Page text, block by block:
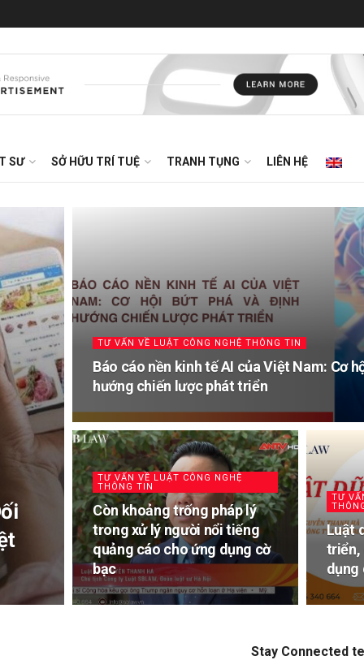
SƯ SỞ HỮU TRÍ TUỆ TRANH TỤNG LIÊN HỆ
TƯ VẤN VỀ LUẬT CÔNG NGHỆ THÔNG TIN
Báo cáo nền kinh tế AI của Việt Nam: Cơ
hướng chiến lược phát triển
TƯ VẤN VỀ LUẬT CÔNG NGHỆ
THÔNG TIN
Còn khoảng trống pháp lý
trong xử lý người nổi tiếng
quảng cáo cho ứng dụng cờ
bạc
TƯ
Luật
triển,
dụng
Stay Connected